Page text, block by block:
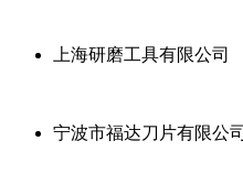
上海研磨工具有限公司
宁波市福达刀片有限公司